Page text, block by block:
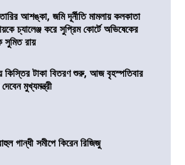
আশঙ্কা, জমি দূর্নীতি মামলায় কলকাতা
চ্যালেঞ্জ করে সুপ্রিম কোর্টে অভিষেকের
রায়
কিস্তির টাকা বিতরণ শুরু, আজ বৃহস্পতিবার
মুখ্যমন্ত্রী
গান্ধী সমীপে কিরেন রিজিজু